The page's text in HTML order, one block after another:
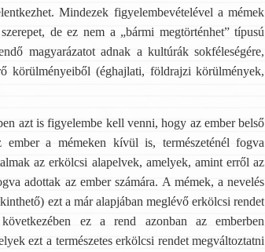
Mindezek figyelembevételével a mémek
de ez nem a „bármi megtörténhet” típusú
magyarázatot adnak a kultúrák sokféleségére,
körülményeiből (éghajlati, földrajzi körülmények,
azt is figyelembe kell venni, hogy az ember belső
a mémeken kívül is, természeténél fogva
az erkölcsi alapelvek, amelyek, amint erről az
adottak az ember számára. A mémek, a nevelés
ezt a már alapjában meglévő erkölcsi rendet
ez a rend azonban az emberben
ezt a természetes erkölcsi rendet megváltoztatni